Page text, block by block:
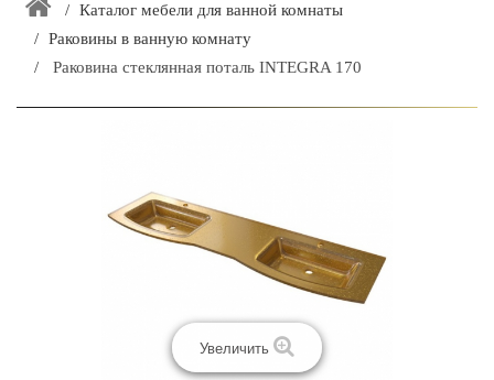
ЗАКАЗАТЬ РАСЧЕТ КУХНИ CAPRIGO
+
Каталог мебели для ванной комнаты
Раковины в ванную комнату
Раковина стеклянная поталь INTEGRA 170
Увеличить